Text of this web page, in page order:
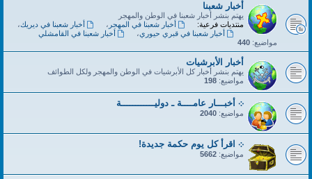
أخبار شعبنا
يهتم بنشر أخبار شعبنا في الوطن والمهجر
منتديات فرعية:
أخبار شعبنا في المهجر ، أخبار شعبنا في ديريك،
أخبار شعبنا في قبري حيوري،
أخبار شعبنا في القامشلي
مواضيع: 440
أخبار الأبرشيات
يهتم بنشر أخبار كل الأبرشيات في الوطن والمهجر ولكل الطوائف
مواضيع: 198
܀ أخبـــار عامــــة ـ دوليــــــــــــة
مواضيع: 2040
܀ اقرأ كل يوم حكمة جديدة!
مواضيع: 5662